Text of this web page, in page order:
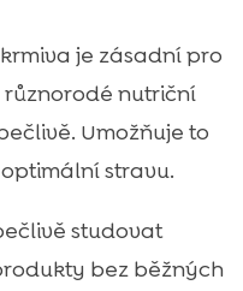
je zásadní pro
různorodé nutriční
Umožňuje to
stravu.
studovat
bez běžných